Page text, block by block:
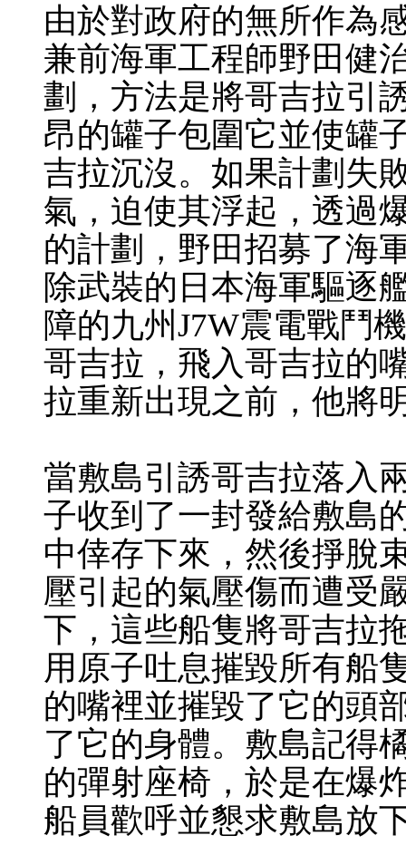
由於對政府的無所作為
兼前海軍工程師野田健
劃，方法是將哥吉拉引
昂的罐子包圍它並使罐
吉拉沉沒。如果計劃失
氣，迫使其浮起，透過
的計劃，野田招募了海
除武裝的日本海軍驅逐
障的九州J7W震電戰鬥
哥吉拉，飛入哥吉拉的
拉重新出現之前，他將
當敷島引誘哥吉拉落入
子收到了一封發給敷島
中倖存下來，然後掙脫
壓引起的氣壓傷而遭受
下，這些船隻將哥吉拉
用原子吐息摧毀所有船
的嘴裡並摧毀了它的頭
了它的身體。敷島記得
的彈射座椅，於是在爆
船員歡呼並懇求敷島放